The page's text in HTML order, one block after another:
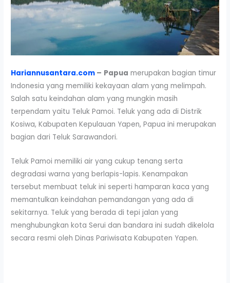
Hariannusantara.com – Papua merupakan bagian timur
Indonesia yang memiliki kekayaan alam yang melimpah.
Salah satu keindahan alam yang mungkin masih
terpendam yaitu Teluk Pamoi. Teluk yang ada di Distrik
Kosiwa, Kabupaten Kepulauan Yapen, Papua ini merupakan
bagian dari Teluk Sarawandori.
Teluk Pamoi memiliki air yang cukup tenang serta
degradasi warna yang berlapis-lapis. Kenampakan
tersebut membuat teluk ini seperti hamparan kaca yang
memantulkan keindahan pemandangan yang ada di
sekitarnya. Teluk yang berada di tepi jalan yang
menghubungkan kota Serui dan bandara ini sudah dikelola
secara resmi oleh Dinas Pariwisata Kabupaten Yapen.